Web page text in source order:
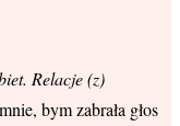
Relacje (z)
bym zabrała głos